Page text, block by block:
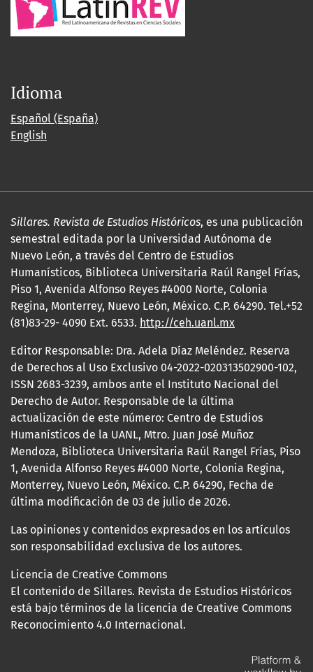
Idioma
Español (España)
English
Sillares. Revista de Estudios Históricos, es una publicación
semestral editada por la Universidad Autónoma de
Nuevo León, a través del Centro de Estudios
Humanísticos, Biblioteca Universitaria Raúl Rangel Frías,
Piso 1, Avenida Alfonso Reyes #4000 Norte, Colonia
Regina, Monterrey, Nuevo León, México. C.P. 64290. Tel.+52
(81)83-29- 4090 Ext. 6533. http://ceh.uanl.mx
Editor Responsable: Dra. Adela Díaz Meléndez. Reserva
de Derechos al Uso Exclusivo 04-2022-020313502900-102,
ISSN 2683-3239, ambos ante el Instituto Nacional del
Derecho de Autor. Responsable de la última
actualización de este número: Centro de Estudios
Humanísticos de la UANL, Mtro. Juan José Muñoz
Mendoza, Biblioteca Universitaria Raúl Rangel Frías, Piso
1, Avenida Alfonso Reyes #4000 Norte, Colonia Regina,
Monterrey, Nuevo León, México. C.P. 64290, Fecha de
última modificación de 03 de julio de 2026.
Las opiniones y contenidos expresados en los artículos
son responsabilidad exclusiva de los autores.
Licencia de Creative Commons
El contenido de Sillares. Revista de Estudios Históricos
está bajo términos de la licencia de Creative Commons
Reconocimiento 4.0 Internacional.